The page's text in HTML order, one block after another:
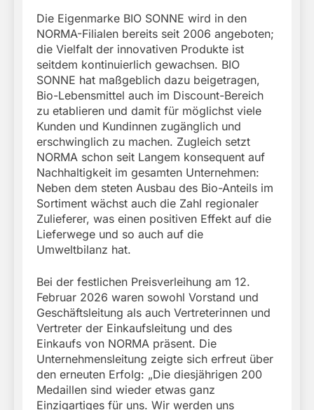
Die Eigenmarke BIO SONNE wird in den
NORMA-Filialen bereits seit 2006 angeboten;
die Vielfalt der innovativen Produkte ist
seitdem kontinuierlich gewachsen. BIO
SONNE hat maßgeblich dazu beigetragen,
Bio-Lebensmittel auch im Discount-Bereich
zu etablieren und damit für möglichst viele
Kunden und Kundinnen zugänglich und
erschwinglich zu machen. Zugleich setzt
NORMA schon seit Langem konsequent auf
Nachhaltigkeit im gesamten Unternehmen:
Neben dem steten Ausbau des Bio-Anteils im
Sortiment wächst auch die Zahl regionaler
Zulieferer, was einen positiven Effekt auf die
Lieferwege und so auch auf die
Umweltbilanz hat.
Bei der festlichen Preisverleihung am 12.
Februar 2026 waren sowohl Vorstand und
Geschäftsleitung als auch Vertreterinnen und
Vertreter der Einkaufsleitung und des
Einkaufs von NORMA präsent. Die
Unternehmensleitung zeigte sich erfreut über
den erneuten Erfolg: „Die diesjährigen 200
Medaillen sind wieder etwas ganz
Einzigartiges für uns. Wir werden uns